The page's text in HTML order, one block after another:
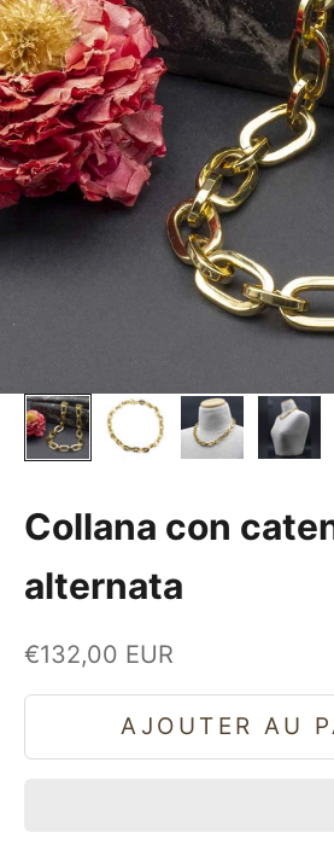
Collana con
alternata
Prix de vente
€132,00 EUR
AJOUTER AU